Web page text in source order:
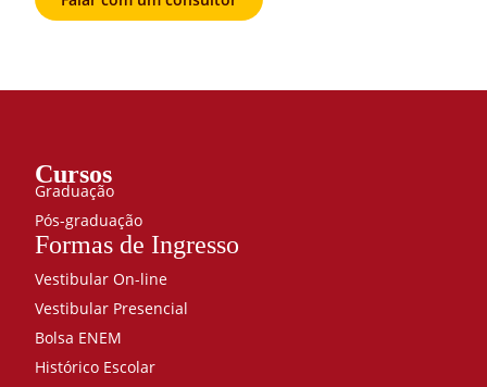
Cursos
Graduação
Pós-graduação
Formas de Ingresso
Vestibular On-line
Vestibular Presencial
Bolsa ENEM
Histórico Escolar